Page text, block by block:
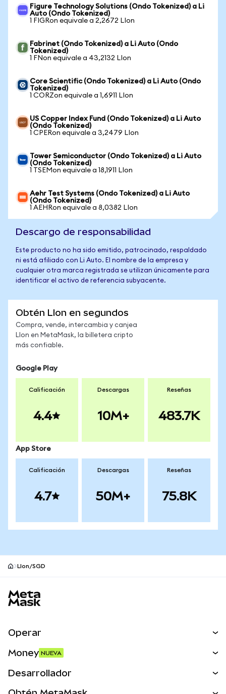
Figure Technology Solutions (Ondo Tokenized) a Li
Auto (Ondo Tokenized)
1 FIGRon equivale a 2,2672 LIon
Fabrinet (Ondo Tokenized) a Li Auto (Ondo
Tokenized)
1 FNon equivale a 43,2132 LIon
Core Scientific (Ondo Tokenized) a Li Auto (Ondo
Tokenized)
1 CORZon equivale a 1,6911 LIon
US Copper Index Fund (Ondo Tokenized) a Li Auto
(Ondo Tokenized)
1 CPERon equivale a 3,2479 LIon
Tower Semiconductor (Ondo Tokenized) a Li Auto
(Ondo Tokenized)
1 TSEMon equivale a 18,1911 LIon
Aehr Test Systems (Ondo Tokenized) a Li Auto
(Ondo Tokenized)
1 AEHRon equivale a 8,0382 LIon
Descargo de responsabilidad
Este producto no ha sido emitido, patrocinado, respaldado
ni está afiliado con Li Auto. El nombre de la empresa y
cualquier otra marca registrada se utilizan únicamente para
identificar el activo de referencia subyacente.
Obtén LIon en segundos
Compra, vende, intercambia y canjea
LIon en MetaMask, la billetera cripto
más confiable.
Google Play
Calificación
4.4
Descargas
10M+
Reseñas
483.7K
App Store
Calificación
4.7
Descargas
50M+
Reseñas
75.8K
LIon/SGD
Operar
Money NUEVA
Desarrollador